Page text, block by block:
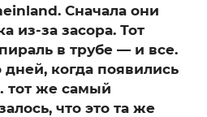
Сначала они
из-за засора. Тот
в трубе — и все.
когда появились
тот же самый
что это та же